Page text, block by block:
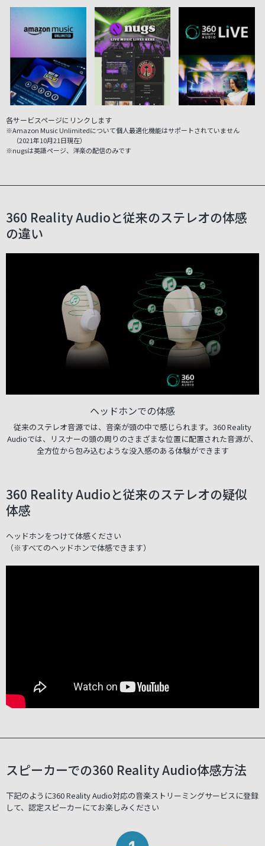
各サービスページにリンクします
※Amazon Music Unlimitedについて個人最適化機能はサポートされていません
（2021年10月21日現在）
※nugsは英語ページ、洋楽の配信のみです
360 Reality Audioと従来のステレオの体感
の違い
ヘッドホンでの体感
従来のステレオ音源では、音楽が頭の中で感じられます。360 Reality
Audioでは、リスナーの頭の周りのさまざまな位置に配置された音源が、
全方位から包み込むような没入感のある体験ができます
360 Reality Audioと従来のステレオの疑似
体感
ヘッドホンをつけて体感ください
（※すべてのヘッドホンで体感できます）
スピーカーでの360 Reality Audio体感方法
下記のように360 Reality Audio対応の音楽ストリーミングサービスに登録
して、認定スピーカーにてお楽しみください